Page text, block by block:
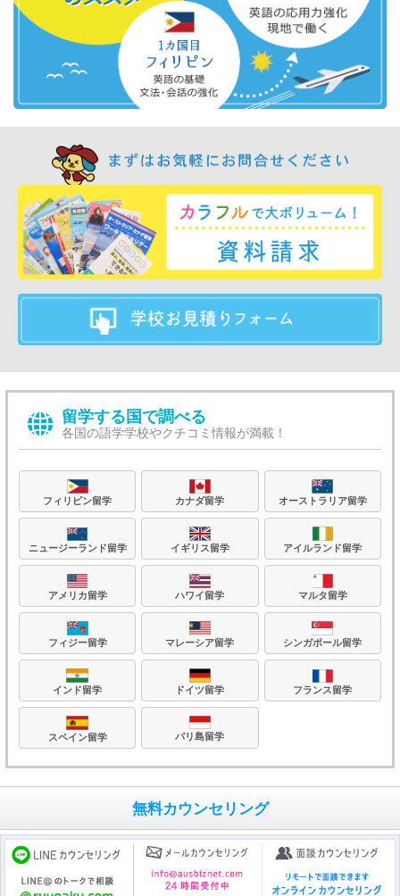
留学する国で調べる
各国の語学学校やクチコミ情報が満載！
フィリピン留学 カナダ留学 オーストラリア留学
ニュージーランド留学 イギリス留学 アイルランド留学
アメリカ留学 ハワイ留学 マルタ留学
フィジー留学 マレーシア留学 シンガポール留学
インド留学 ドイツ留学 フランス留学
スペイン留学 バリ島留学
無料カウンセリング